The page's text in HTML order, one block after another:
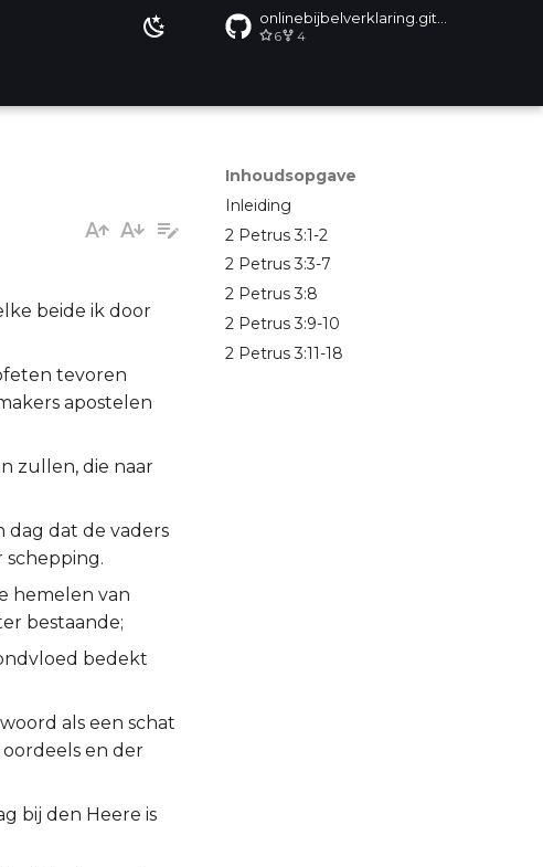
6 4
Inhoudsopgave
Inleiding
2 Petrus 3:1-2
2 Petrus 3:3-7
2 Petrus 3:8
2 Petrus 3:9-10
2 Petrus 3:11-18
beide ik door
tevoren
apostelen
zullen, die naar
dag dat de vaders
schepping.
hemelen van
bestaande;
bedekt
als een schat
en der
bij den Heere is